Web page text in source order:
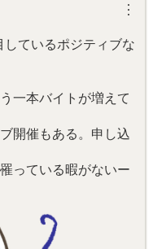
︙
ているポジティブな
一本バイトが増えて
開催もある。申し込
っている暇がないー